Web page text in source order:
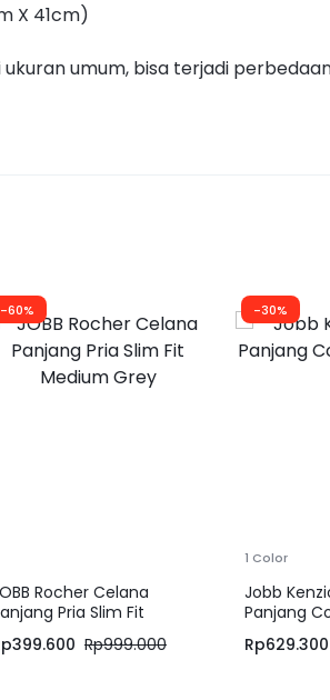
X 41cm)
ukuran umum, bisa terjadi
-60%
Rocher Celana
Pria Slim Fit
399.600 Rp999.000
-30%
1 Color
Jobb
Panjang
Rp629.300